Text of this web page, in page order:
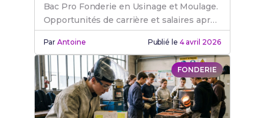
Bac Pro Fonderie en Usinage et Moulage.
Opportunités de carrière et salaires après
ta formation.
ParAntoine Publié le 4 avril 2026
FONDERIE